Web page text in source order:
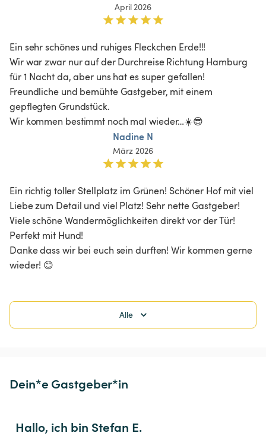
April 2026
Ein sehr schönes und ruhiges Fleckchen Erde!!!
Wir war zwar nur auf der Durchreise Richtung Hamburg
für 1 Nacht da, aber uns hat es super gefallen!
Freundliche und bemühte Gastgeber, mit einem
gepflegten Grundstück.
Wir kommen bestimmt noch mal wieder…☀️😎
Nadine N
März 2026
Ein richtig toller Stellplatz im Grünen! Schöner Hof mit viel
Liebe zum Detail und viel Platz! Sehr nette Gastgeber!
Viele schöne Wandermöglichkeiten direkt vor der Tür!
Perfekt mit Hund!
Danke dass wir bei euch sein durften! Wir kommen gerne
wieder! 😊
Alle
Dein*e Gastgeber*in
Hallo, ich bin Stefan E.